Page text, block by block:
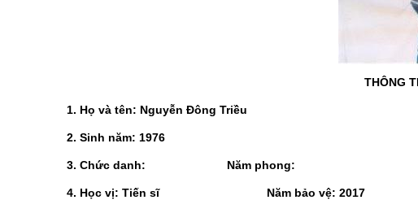
THÔNG
1. Họ và tên: Nguyễn Đông Triều
2. Sinh năm: 1976
3. Chức danh: Năm phong:
4. Học vị: Tiến sĩ Năm bảo vệ: 2017